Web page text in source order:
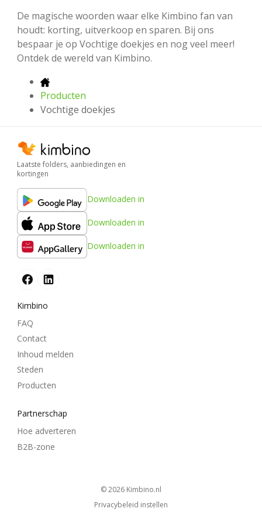
De magische woorden waar elke Kimbino fan van
houdt: korting, uitverkoop en sparen. Bij ons
bespaar je op Vochtige doekjes en nog veel meer!
Ontdek de wereld van Kimbino.
Producten
Vochtige doekjes
Laatste folders, aanbiedingen en
kortingen
Downloaden in
Downloaden in
Downloaden in
Kimbino
FAQ
Contact
Inhoud melden
Steden
Producten
Partnerschap
Hoe adverteren
B2B-zone
© 2026
kimbino.nl
Privacybeleid instellen